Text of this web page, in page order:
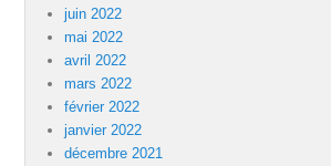
juin 2022
mai 2022
avril 2022
mars 2022
février 2022
janvier 2022
décembre 2021